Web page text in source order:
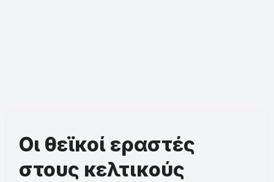
Οι θεϊκοί εραστές
στους κελτικούς